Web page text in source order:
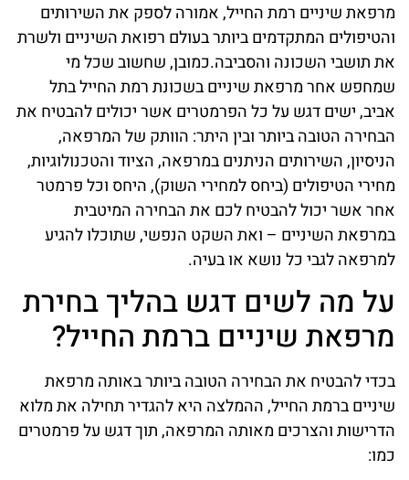
מרפאת שיניים רמת החייל, אמורה לספק את השירותים
והטיפולים המתקדמים ביותר בעולם רפואת השיניים ולשרת
את תושבי השכונה והסביבה.כמובן, שחשוב שכל מי
שמחפש אחר מרפאת שיניים בשכונת רמת החייל בתל
אביב, ישים דגש על כל הפרמטרים אשר יכולים להבטיח את
הבחירה הטובה ביותר ובין היתר: הוותק של המרפאה,
הניסיון, השירותים הניתנים במרפאה, הציוד והטכנולוגיות,
מחירי הטיפולים (ביחס למחירי השוק), היחס וכל פרמטר
אחר אשר יכול להבטיח לכם את הבחירה המיטבית
במרפאת השיניים – ואת השקט הנפשי, שתוכלו להגיע
למרפאה לגבי כל נושא או בעיה.
על מה לשים דגש בהליך בחירת
מרפאת שיניים ברמת החייל?
בכדי להבטיח את הבחירה הטובה ביותר באותה מרפאת
שיניים ברמת החייל, ההמלצה היא להגדיר תחילה את מלוא
הדרישות והצרכים מאותה המרפאה, תוך דגש על פרמטרים
כמו: